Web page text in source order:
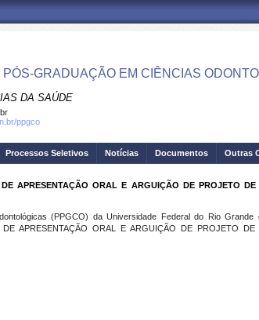
PÓS-GRADUAÇÃO EM CIÊNCIAS
DA SAÚDE
ppgco
Processos Seletivos Notícias Documentos Outras
APRESENTAÇÃO ORAL E ARGUIÇÃO DE PROJETO
(PPGCO) da Universidade Federal do Rio
APRESENTAÇÃO ORAL E ARGUIÇÃO DE PROJETO